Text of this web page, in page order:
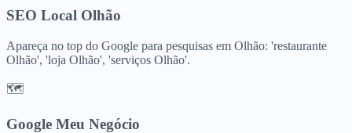
SEO Local Olhão
Apareça no top do Google para pesquisas em Olhão: 'restaurante
Olhão', 'loja Olhão', 'serviços Olhão'.
🗺️
Google Meu Negócio